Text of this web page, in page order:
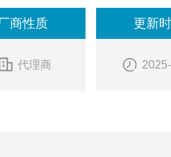
商性质
代理商
更新